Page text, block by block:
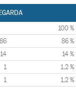
100 %
86 86 %
14 14 %
1 1,2 %
1 1,2 %